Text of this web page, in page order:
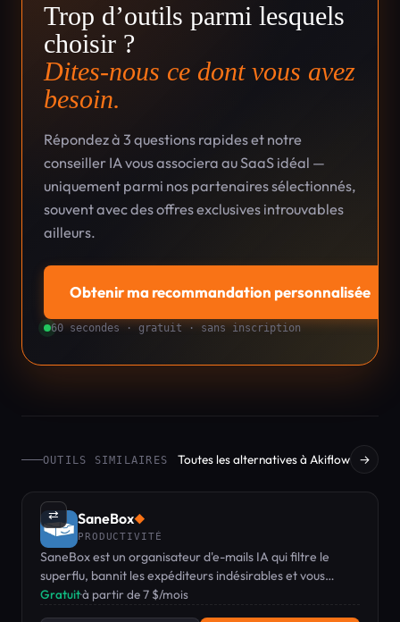
Trop d’outils parmi lesquels
choisir ?
Dites-nous ce dont vous avez
besoin.
Répondez à 3 questions rapides et notre
conseiller IA vous associera au SaaS idéal —
uniquement parmi nos partenaires sélectionnés,
souvent avec des offres exclusives introuvables
ailleurs.
Obtenir ma recommandation personnalisée
60 secondes · gratuit · sans inscription
OUTILS SIMILAIRES Toutes les alternatives à Akiflow →
⇄ SaneBox◆
PRODUCTIVITÉ
SaneBox est un organisateur d'e-mails IA qui filtre le
superflu, bannit les expéditeurs indésirables et vous
rappelle de faire le suivi.
Gratuit·à partir de 7 $/mois